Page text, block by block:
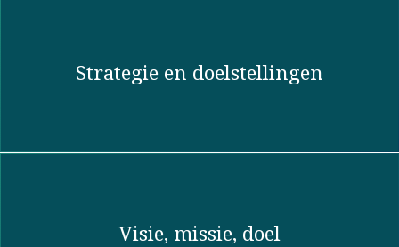
Strategie en doelstellingen
Visie, missie, doel​